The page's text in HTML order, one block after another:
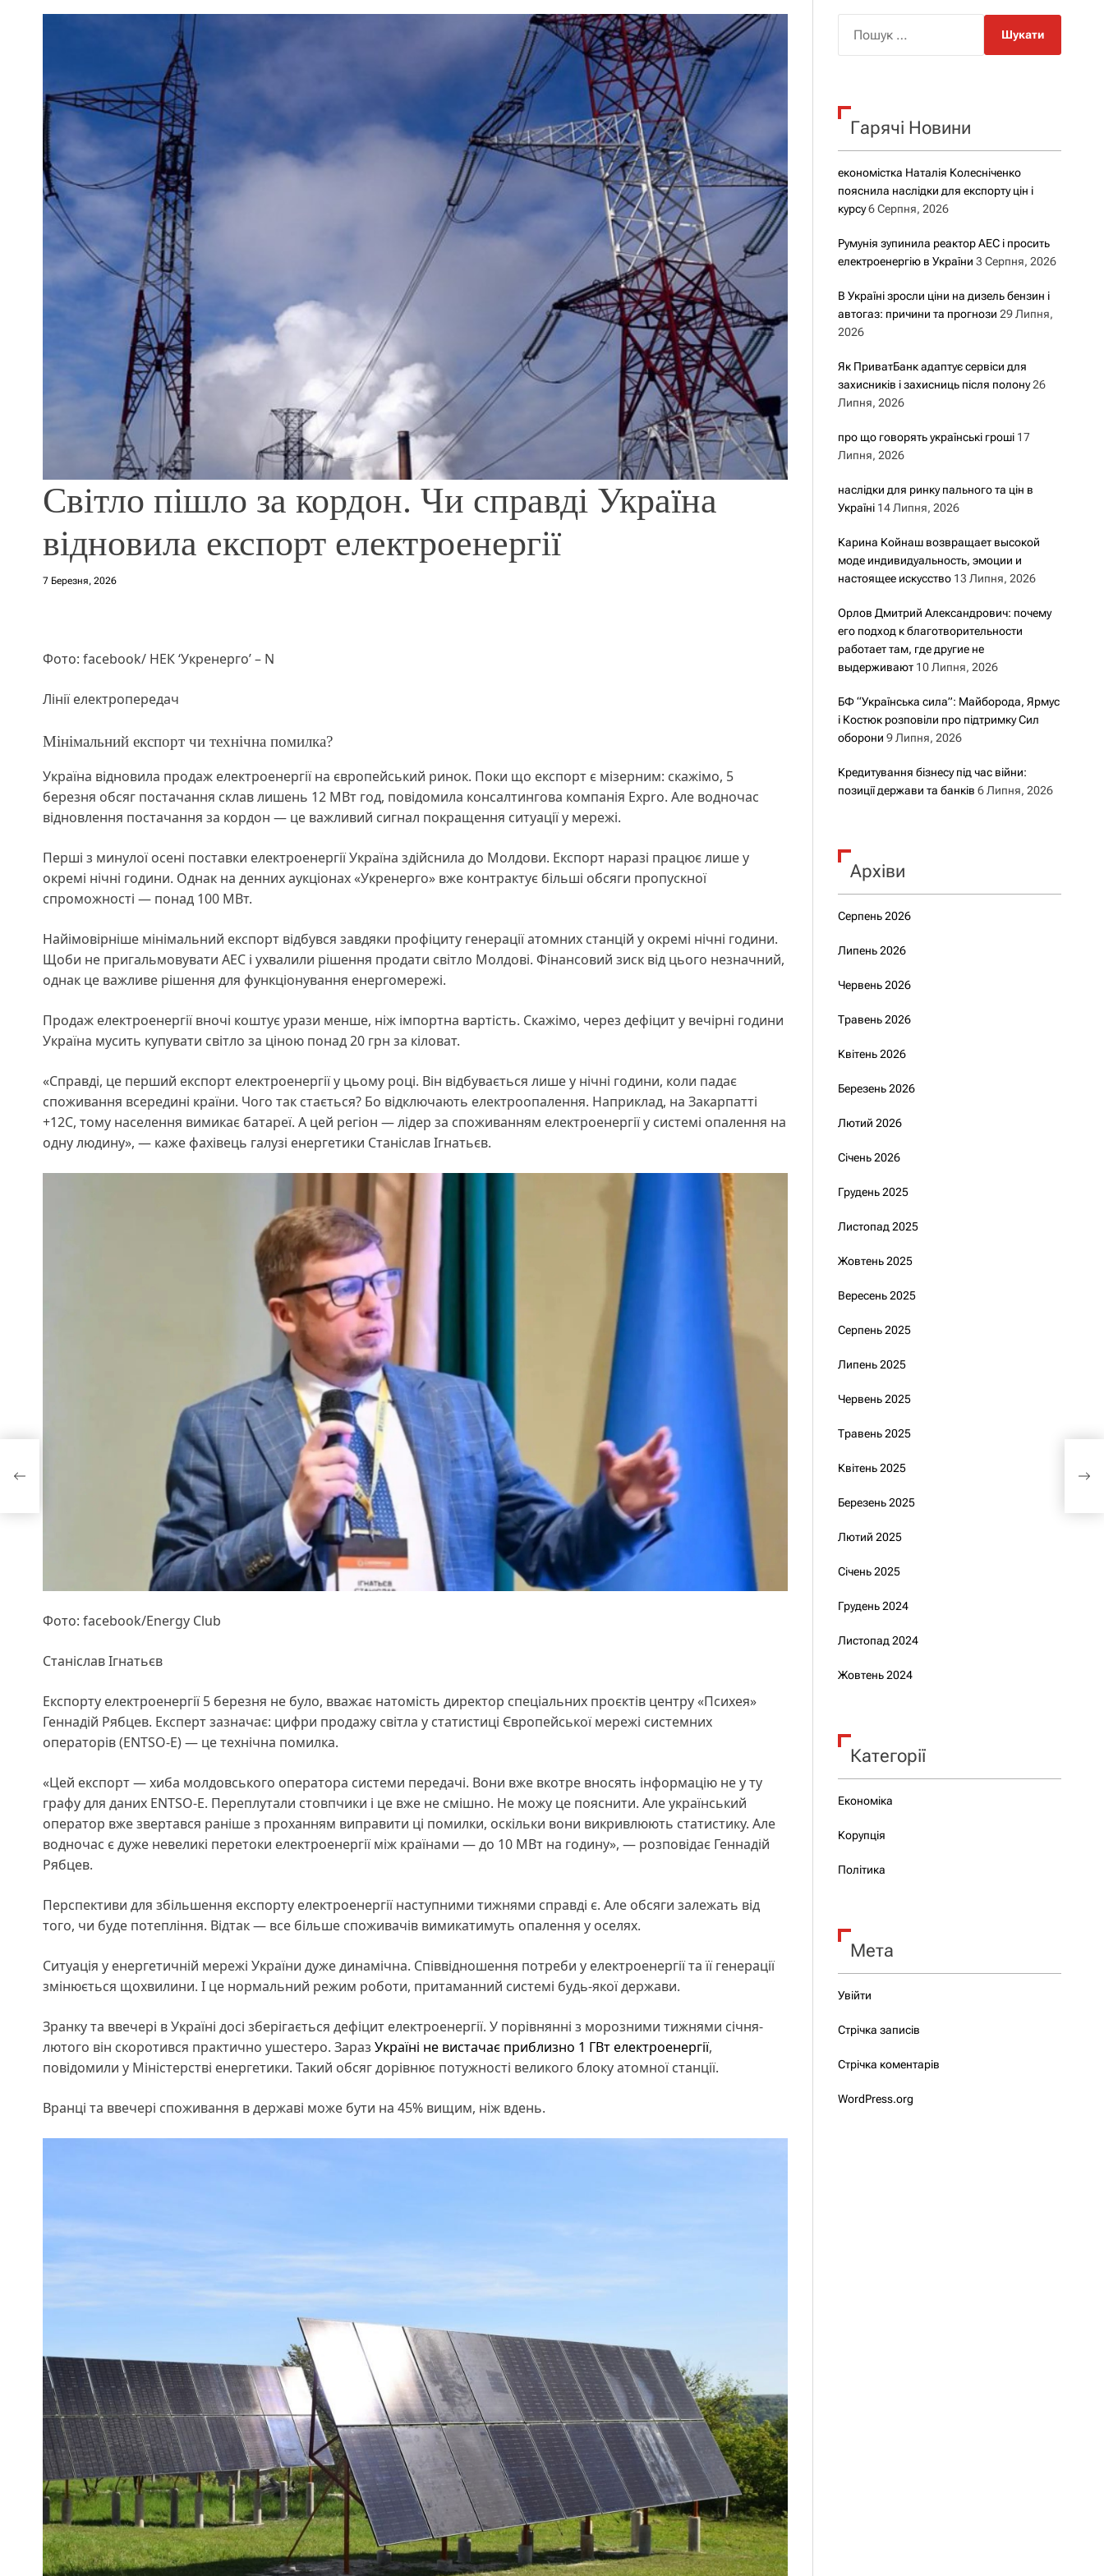
р
о
у
Світло пішло за кордон. Чи справді Україна
відновила експорт електроенергії
7 Березня, 2026
Фото: facebook/ НЕК ‘Укренерго’ – N
Лінії електропередач
Мінімальний експорт чи технічна помилка?
Україна відновила продаж електроенергії на європейський ринок. Поки що експорт є мізерним: скажімо, 5
березня обсяг постачання склав лишень 12 МВт год, повідомила консалтингова компанія Expro. Але водночас
відновлення постачання за кордон — це важливий сигнал покращення ситуації у мережі.
Перші з минулої осені поставки електроенергії Україна здійснила до Молдови. Експорт наразі працює лише у
окремі нічні години. Однак на денних аукціонах «Укренерго» вже контрактує більші обсяги пропускної
спроможності — понад 100 МВт.
Найімовірніше мінімальний експорт відбувся завдяки профіциту генерації атомних станцій у окремі нічні години.
Щоби не пригальмовувати АЕС і ухвалили рішення продати світло Молдові. Фінансовий зиск від цього незначний,
однак це важливе рішення для функціонування енергомережі.
Продаж електроенергії вночі коштує урази менше, ніж імпортна вартість. Скажімо, через дефіцит у вечірні години
Україна мусить купувати світло за ціною понад 20 грн за кіловат.
«Справді, це перший експорт електроенергії у цьому році. Він відбувається лише у нічні години, коли падає
споживання всередині країни. Чого так стається? Бо відключають електроопалення. Наприклад, на Закарпатті
+12С, тому населення вимикає батареї. А цей регіон — лідер за споживанням електроенергії у системі опалення на
одну людину», — каже фахівець галузі енергетики Станіслав Ігнатьєв.
Фото: facebook/Energy Club
Станіслав Ігнатьєв
Експорту електроенергії 5 березня не було, вважає натомість директор спеціальних проєктів центру «Психея»
Геннадій Рябцев. Експерт зазначає: цифри продажу світла у статистиці Європейської мережі системних
операторів (ENTSO-E) — це технічна помилка.
«Цей експорт — хиба молдовського оператора системи передачі. Вони вже вкотре вносять інформацію не у ту
графу для даних ENTSO-E. Переплутали стовпчики і це вже не смішно. Не можу це пояснити. Але український
оператор вже звертався раніше з проханням виправити ці помилки, оскільки вони викривлюють статистику. Але
водночас є дуже невеликі перетоки електроенергії між країнами — до 10 МВт на годину», — розповідає Геннадій
Рябцев.
Перспективи для збільшення експорту електроенергії наступними тижнями справді є. Але обсяги залежать від
того, чи буде потепління. Відтак — все більше споживачів вимикатимуть опалення у оселях.
Ситуація у енергетичній мережі України дуже динамічна. Співвідношення потреби у електроенергії та її генерації
змінюється щохвилини. І це нормальний режим роботи, притаманний системі будь-якої держави.
Зранку та ввечері в Україні досі зберігається дефіцит електроенергії. У порівнянні з морозними тижнями січня-
лютого він скоротився практично ушестеро. Зараз Україні не вистачає приблизно 1 ГВт електроенергії,
повідомили у Міністерстві енергетики. Такий обсяг дорівнює потужності великого блоку атомної станції.
Вранці та ввечері споживання в державі може бути на 45% вищим, ніж вдень.
к
Гарячі Новини
економістка Наталія Колесніченко
пояснила наслідки для експорту цін і
курсу 6 Серпня, 2026
Румунія зупинила реактор АЕС і просить
електроенергію в України 3 Серпня, 2026
В Україні зросли ціни на дизель бензин і
автогаз: причини та прогнози 29 Липня,
2026
Як ПриватБанк адаптує сервіси для
захисників і захисниць після полону 26
Липня, 2026
про що говорять українські гроші 17
Липня, 2026
наслідки для ринку пального та цін в
Україні 14 Липня, 2026
Карина Койнаш возвращает высокой
моде индивидуальность, эмоции и
настоящее искусство 13 Липня, 2026
Орлов Дмитрий Александрович: почему
его подход к благотворительности
работает там, где другие не
выдерживают 10 Липня, 2026
БФ “Українська сила”: Майборода, Ярмус
і Костюк розповіли про підтримку Сил
оборони 9 Липня, 2026
Кредитування бізнесу під час війни:
позиції держави та банків 6 Липня, 2026
Архіви
Серпень 2026
Липень 2026
Червень 2026
Травень 2026
Квітень 2026
Березень 2026
Лютий 2026
Січень 2026
Грудень 2025
Листопад 2025
Жовтень 2025
Вересень 2025
Серпень 2025
Липень 2025
Червень 2025
Травень 2025
Квітень 2025
Березень 2025
Лютий 2025
Січень 2025
Грудень 2024
Листопад 2024
Жовтень 2024
Категорії
Економіка
Корупція
Політика
Мета
Увійти
Стрічка записів
Стрічка коментарів
WordPress.org